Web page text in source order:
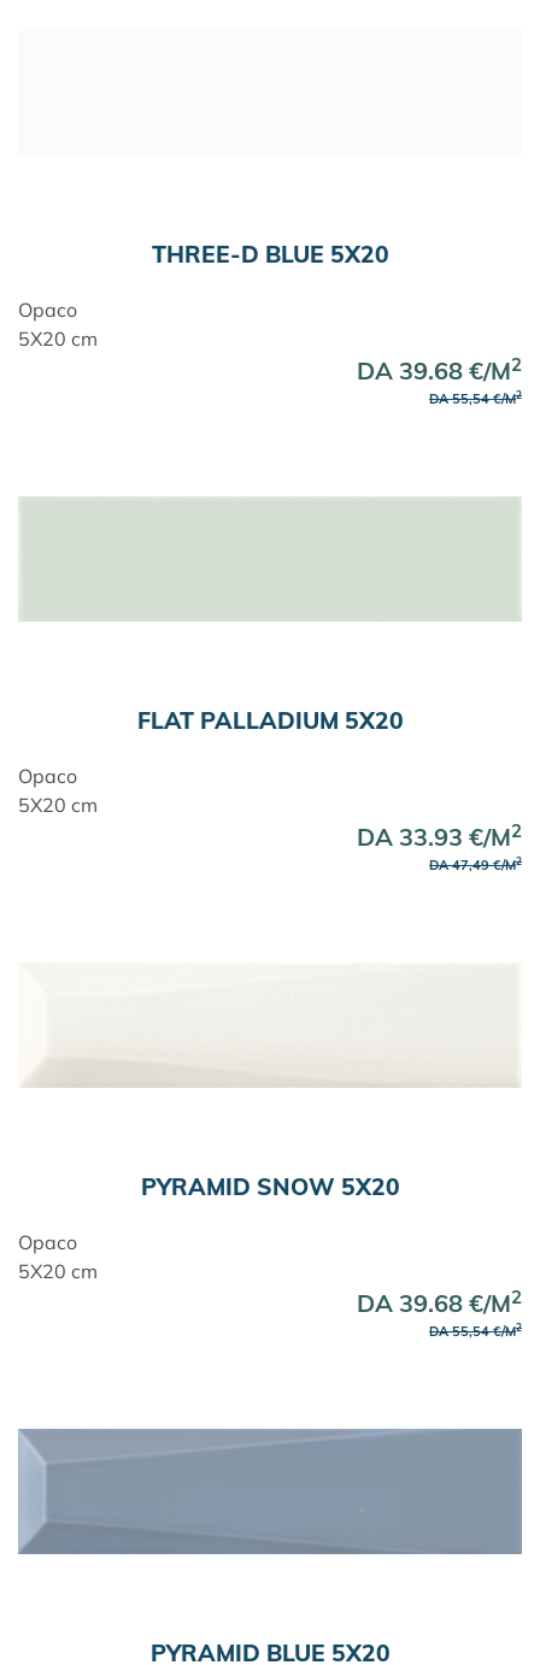
THREE-D BLUE 5X20
Opaco
5X20 cm
DA 39.68 €/M2
DA 55,54 €/M2
FLAT PALLADIUM 5X20
Opaco
5X20 cm
DA 33.93 €/M2
DA 47,49 €/M2
PYRAMID SNOW 5X20
Opaco
5X20 cm
DA 39.68 €/M2
DA 55,54 €/M2
PYRAMID BLUE 5X20